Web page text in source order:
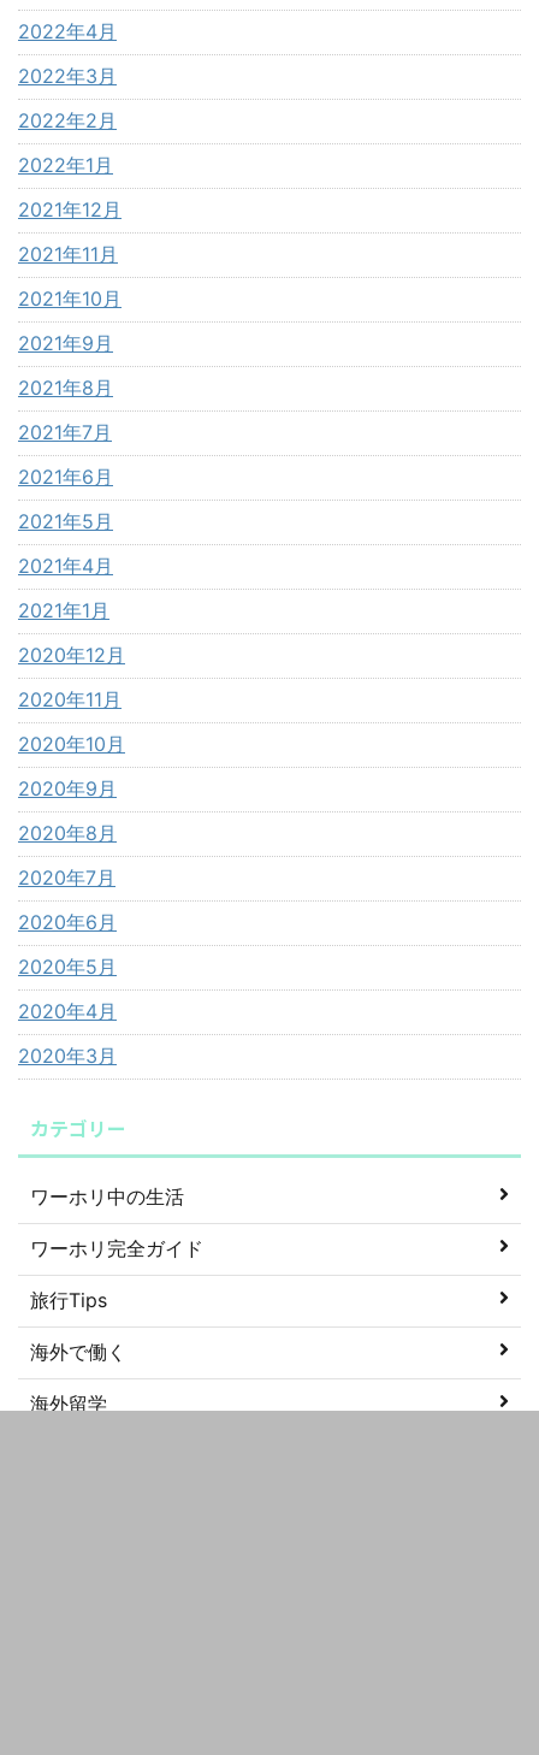
2022年4月
2022年3月
2022年2月
2022年1月
2021年12月
2021年11月
2021年10月
2021年9月
2021年8月
2021年7月
2021年6月
2021年5月
2021年4月
2021年1月
2020年12月
2020年11月
2020年10月
2020年9月
2020年8月
2020年7月
2020年6月
2020年5月
2020年4月
2020年3月
カテゴリー
ワーホリ中の生活
ワーホリ完全ガイド
旅行Tips
海外で働く
海外留学